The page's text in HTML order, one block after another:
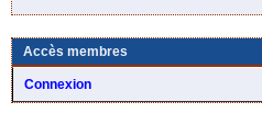
Accès membres
Connexion